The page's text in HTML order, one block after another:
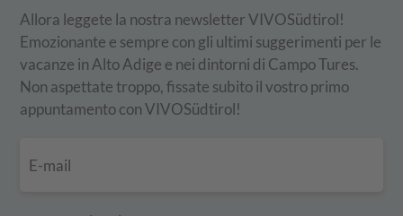
Allora leggete la nostra newsletter VIVOSüdtirol!
Emozionante e sempre con gli ultimi suggerimenti per le
vacanze in Alto Adige e nei dintorni di Campo Tures.
Non aspettate troppo, fissate subito il vostro primo
appuntamento con VIVOSüdtirol!